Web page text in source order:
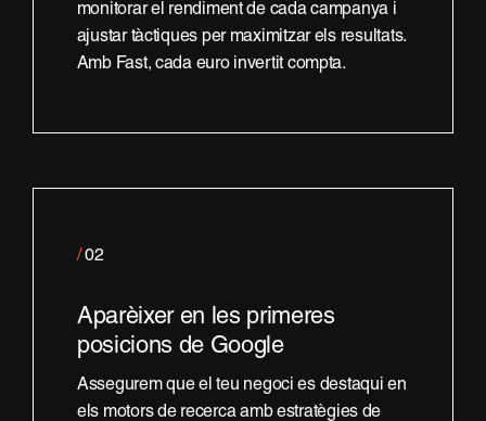
monitorar el rendiment de cada campanya i
ajustar tàctiques per maximitzar els resultats.
Amb Fast, cada euro invertit compta.
/ 02
Aparèixer en les primeres
posicions de Google
Assegurem que el teu negoci es destaqui en
els motors de recerca amb estratègies de